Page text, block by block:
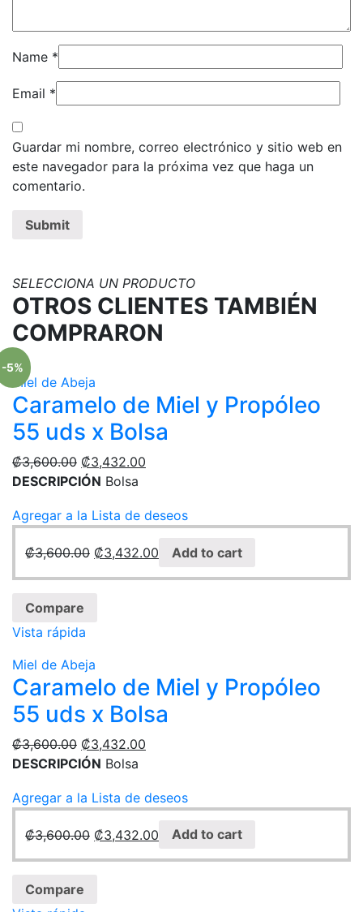
Name *
Email *
Guardar mi nombre, correo electrónico y sitio web en
este navegador para la próxima vez que haga un
comentario.
SELECCIONA UN PRODUCTO
OTROS CLIENTES TAMBIÉN
COMPRARON
-5%
Miel de Abeja
Caramelo de Miel y Propóleo
55 uds x Bolsa
₡3,600.00 ₡3,432.00
DESCRIPCIÓN Bolsa
Agregar a la Lista de deseos
₡3,600.00 ₡3,432.00 Add to cart
Compare
Vista rápida
Miel de Abeja
Caramelo de Miel y Propóleo
55 uds x Bolsa
₡3,600.00 ₡3,432.00
DESCRIPCIÓN Bolsa
Agregar a la Lista de deseos
₡3,600.00 ₡3,432.00 Add to cart
Compare